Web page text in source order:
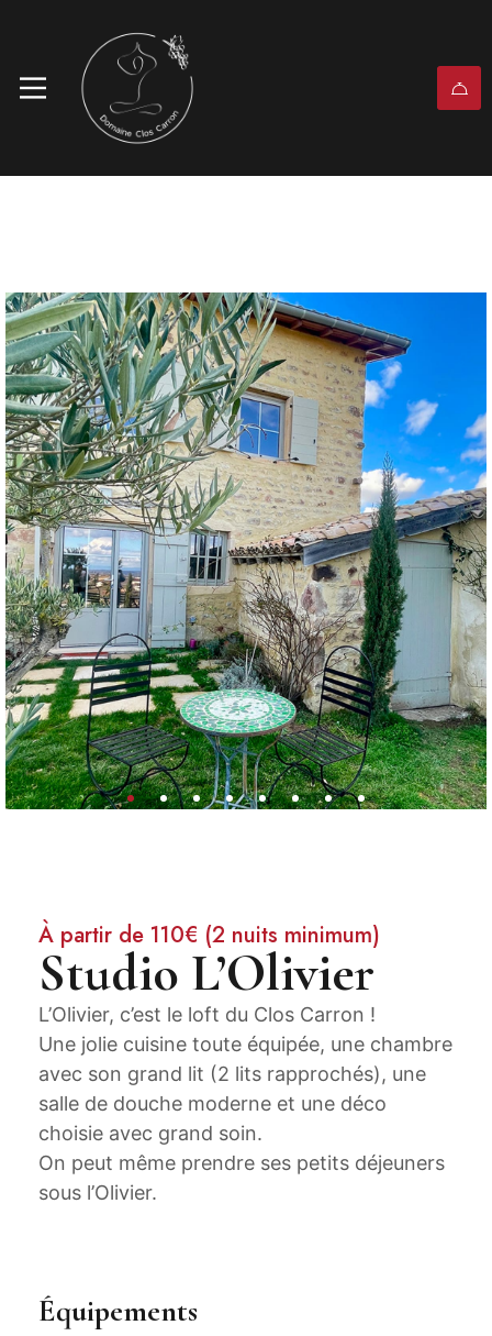
À partir de 110€ (2 nuits minimum)
Studio L’Olivier
L’Olivier, c’est le loft du Clos Carron !
Une jolie cuisine toute équipée, une chambre
avec son grand lit (2 lits rapprochés), une
salle de douche moderne et une déco
choisie avec grand soin.
On peut même prendre ses petits déjeuners
sous l’Olivier.
Équipements